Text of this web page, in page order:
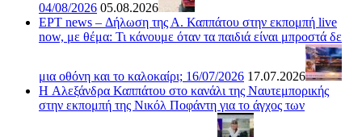
04/08/2026 05.08.2026
ΕΡΤ news – Δήλωση της Α. Καππάτου στην εκπομπή live
now, με θέμα: Τι κάνουμε όταν τα παιδιά είναι μπροστά δε
μια οθόνη και το καλοκαίρι; 16/07/2026 17.07.2026
H Αλεξάνδρα Καππάτου στο κανάλι της Ναυτεμπορικής
στην εκπομπή της Νικόλ Ποφάντη για το άγχος των